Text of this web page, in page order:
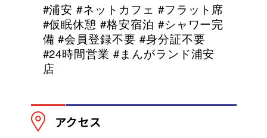
#浦安 #ネットカフェ #フラット席
#仮眠休憩 #格安宿泊 #シャワー完
備 #会員登録不要 #身分証不要
#24時間営業 #まんがランド浦安
店
アクセス